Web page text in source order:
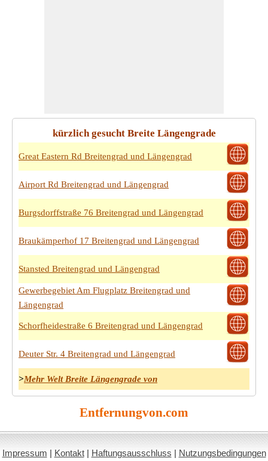
kürzlich gesucht Breite Längengrade
Great Eastern Rd Breitengrad und Längengrad
Airport Rd Breitengrad und Längengrad
Burgsdorffstraße 76 Breitengrad und Längengrad
Braukämperhof 17 Breitengrad und Längengrad
Stansted Breitengrad und Längengrad
Gewerbegebiet Am Flugplatz Breitengrad und
Längengrad
Schorfheidestraße 6 Breitengrad und Längengrad
Deuter Str. 4 Breitengrad und Längengrad
>Mehr Welt Breite Längengrade von
Entfernungvon.com
Impressum | Kontakt| Haftungsausschluss | Nutzungsbedingungen